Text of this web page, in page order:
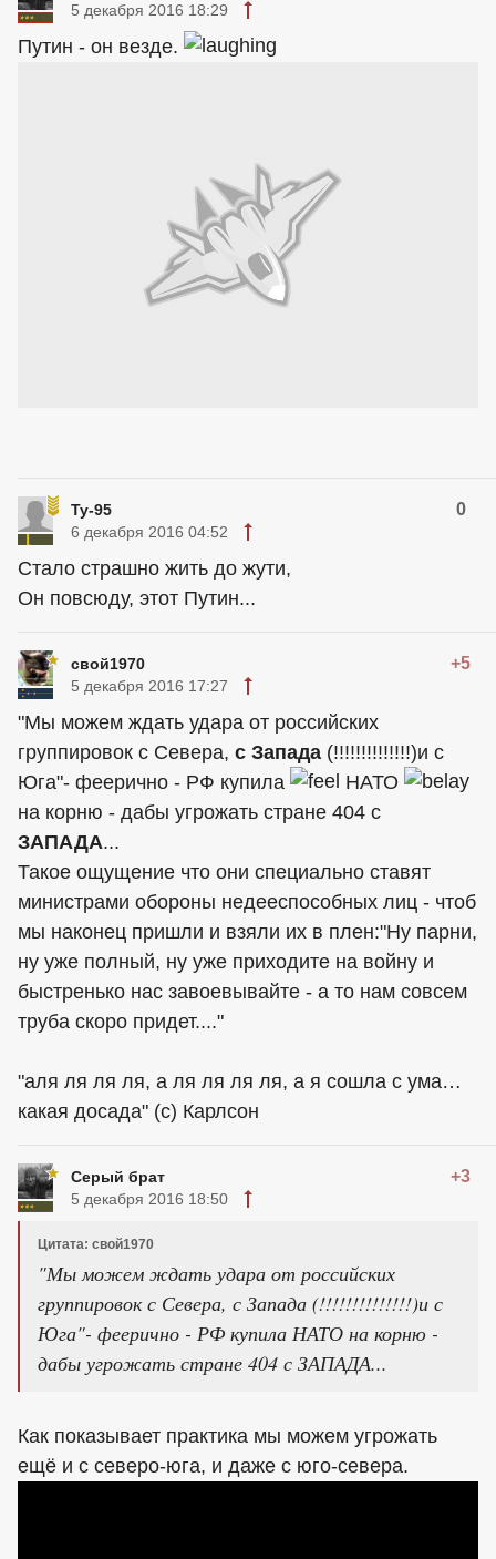
5 декабря 2016 18:29
Путин - он везде.
Ту-95 0
6 декабря 2016 04:52
Стало страшно жить до жути,
Он повсюду, этот Путин...
свой1970 +5
5 декабря 2016 17:27
"Мы можем ждать удара от российских
группировок с Севера, с Запада (!!!!!!!!!!!!!!)и с
Юга"- феерично - РФ купила
НАТО
на корню - дабы угрожать стране 404 с
ЗАПАДА...
Такое ощущение что они специально ставят
министрами обороны недееспособных лиц - чтоб
мы наконец пришли и взяли их в плен:"Ну парни,
ну уже полный, ну уже приходите на войну и
быстренько нас завоевывайте - а то нам совсем
труба скоро придет...."
"аля ля ля ля, а ля ля ля ля, а я сошла с ума…
какая досада" (с) Карлсон
Серый брат +3
5 декабря 2016 18:50
Цитата: свой1970
"Мы можем ждать удара от российских
группировок с Севера, с Запада (!!!!!!!!!!!!!!)и с
Юга"- феерично - РФ купила НАТО на корню -
дабы угрожать стране 404 с ЗАПАДА...
Как показывает практика мы можем угрожать
ещё и с северо-юга, и даже с юго-севера.